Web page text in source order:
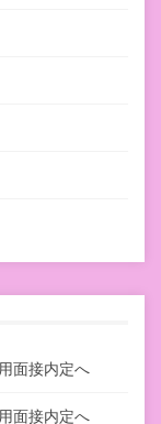
面接内定へ
面接内定へ